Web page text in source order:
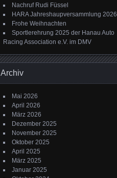
Nachruf Rudi Füssel
HARA Jahreshaupversammlung 2026
Frohe Weihnachten
Sportlerehrung 2025 der Hanau Auto
Racing Association e.V. im DMV
Archiv
Mai 2026
April 2026
März 2026
Dezember 2025
November 2025
Oktober 2025
April 2025
März 2025
Januar 2025